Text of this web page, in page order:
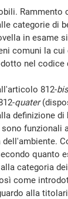
Rammento
categorie di
in esame
comuni la
nel codice
812-bis
quater
definizione di
funzionali
quanto
categoria
come
alla